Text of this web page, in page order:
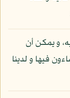
و يمكن أن
فيها و لدينا